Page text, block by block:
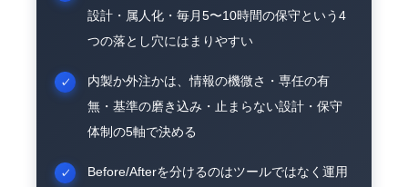
設計・属人化・毎月5〜10時間の保守という4
つの落とし穴にはまりやすい
内製か外注かは、情報の機微さ・専任の有
無・基準の磨き込み・止まらない設計・保守
体制の5軸で決める
Before/Afterを分けるのはツールではなく運用